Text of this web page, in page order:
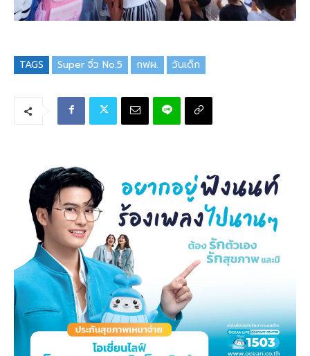
TAGS Super จิ๋ว No.5 กฟผ. วันเด็ก